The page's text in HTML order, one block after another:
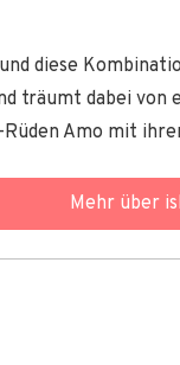
diese
träumt dabei
Amo mit
Mehr über